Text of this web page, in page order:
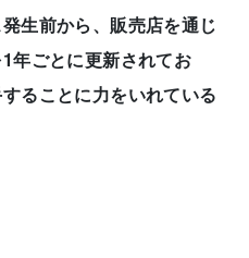
生前から、販売店を通じ
年ごとに更新されてお
ることに力をいれている